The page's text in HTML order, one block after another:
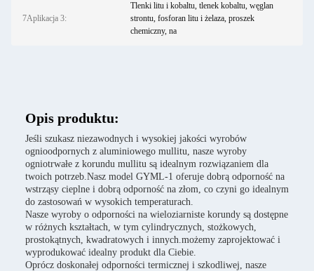
7Aplikacja 3:
Tlenki litu i kobaltu, tlenek kobaltu, węglan
strontu, fosforan litu i żelaza, proszek
chemiczny, na
Opis produktu:
Jeśli szukasz niezawodnych i wysokiej jakości wyrobów
ognioodpornych z aluminiowego mullitu, nasze wyroby
ogniotrwałe z korundu mullitu są idealnym rozwiązaniem dla
twoich potrzeb.Nasz model GYML-1 oferuje dobrą odporność na
wstrząsy cieplne i dobrą odporność na złom, co czyni go idealnym
do zastosowań w wysokich temperaturach.
Nasze wyroby o odporności na wieloziarniste korundy są dostępne
w różnych kształtach, w tym cylindrycznych, stożkowych,
prostokątnych, kwadratowych i innych.możemy zaprojektować i
wyprodukować idealny produkt dla Ciebie.
Oprócz doskonałej odporności termicznej i szkodliwej, nasze